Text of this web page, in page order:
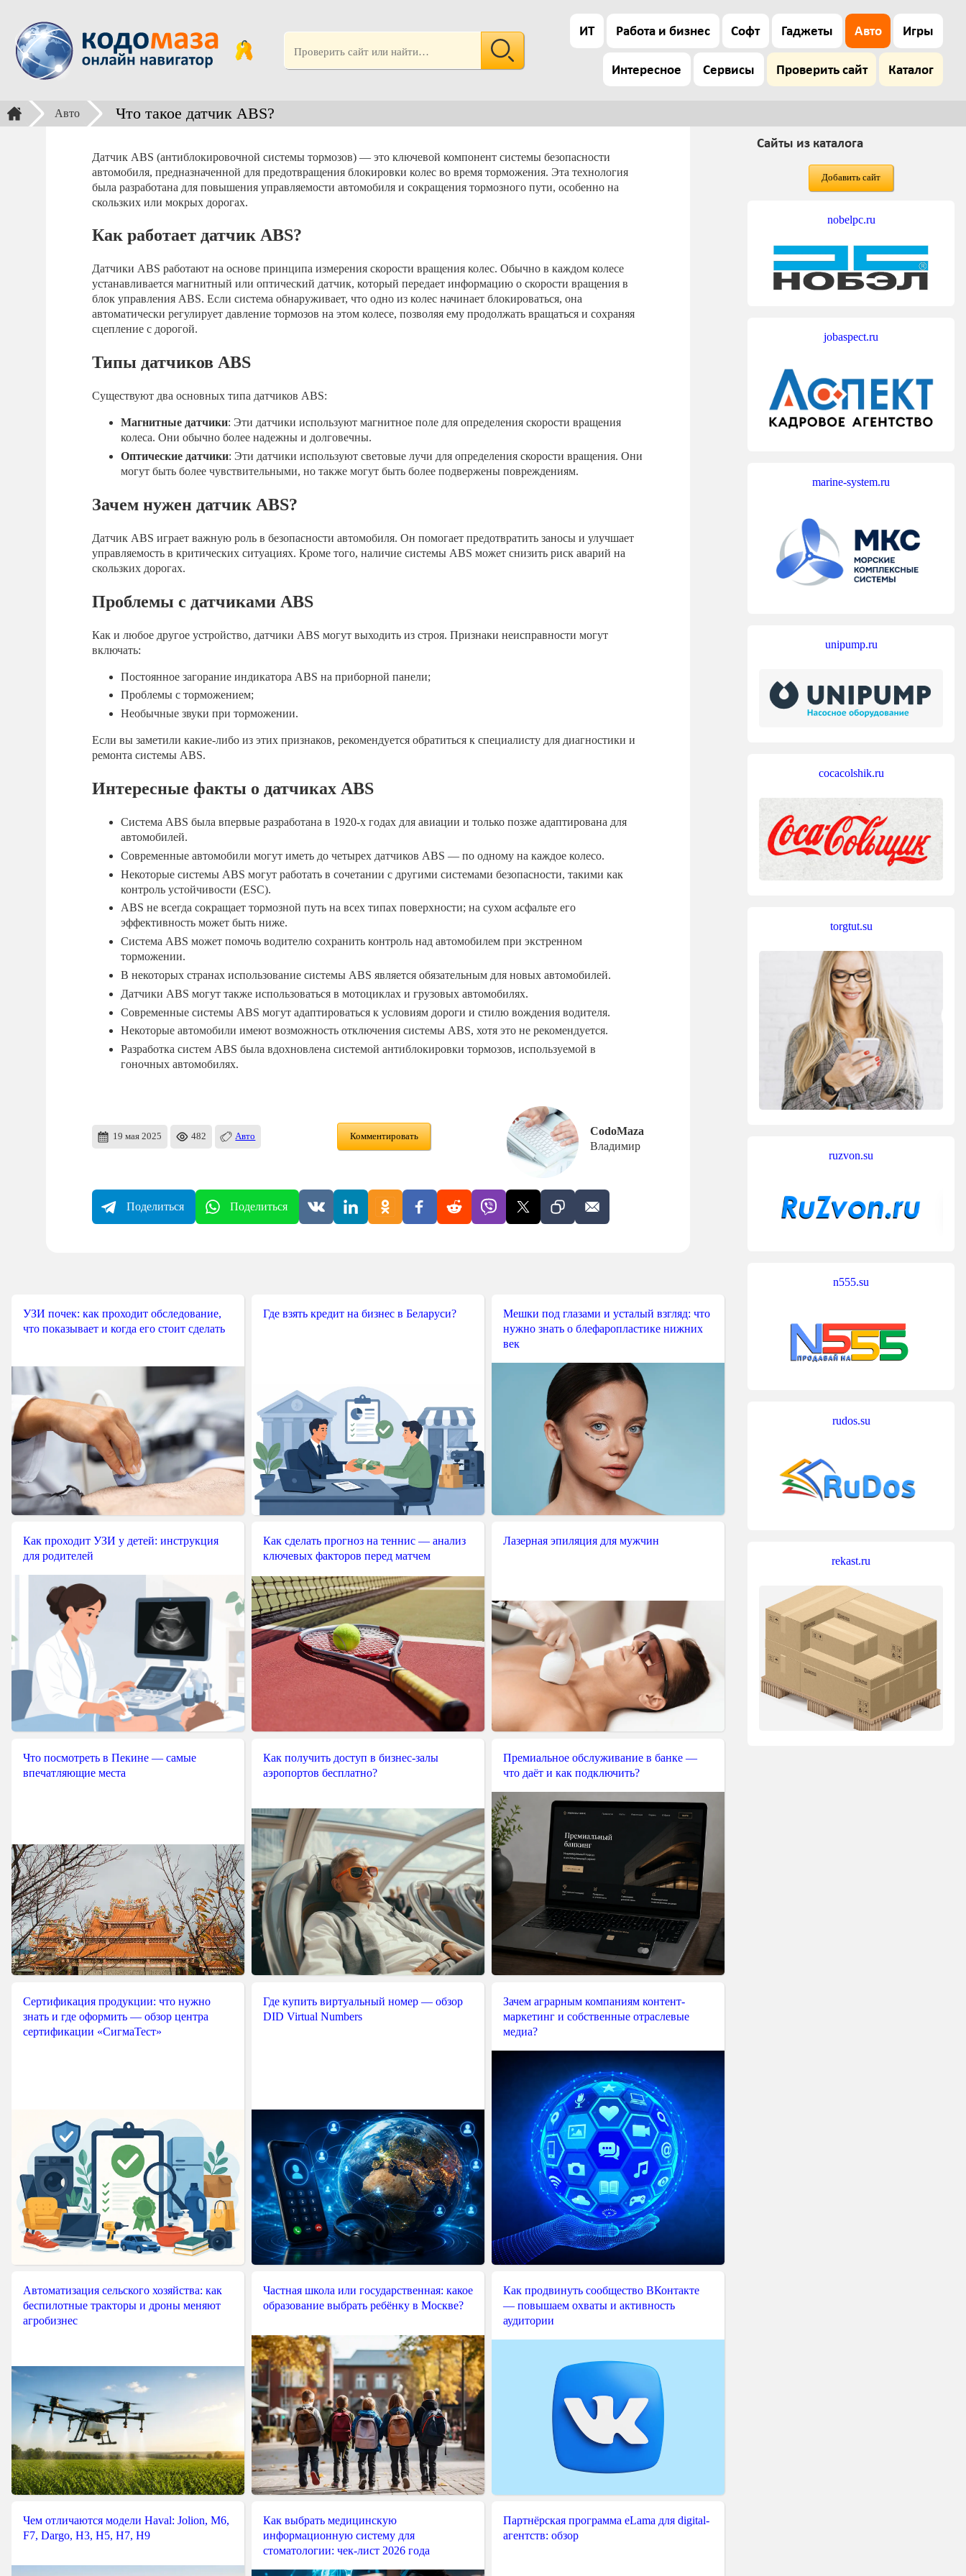
ИТ Работа и бизнес Софт Гаджеты Авто Игры
Интересное Сервисы Проверить сайт Каталог
Авто Что такое датчик ABS?
Датчик ABS (антиблокировочной системы тормозов) — это ключевой компонент системы безопасности
автомобиля, предназначенной для предотвращения блокировки колес во время торможения. Эта технология
была разработана для повышения управляемости автомобиля и сокращения тормозного пути, особенно на
скользких или мокрых дорогах.
Как работает датчик ABS?
Датчики ABS работают на основе принципа измерения скорости вращения колес. Обычно в каждом колесе
устанавливается магнитный или оптический датчик, который передает информацию о скорости вращения в
блок управления ABS. Если система обнаруживает, что одно из колес начинает блокироваться, она
автоматически регулирует давление тормозов на этом колесе, позволяя ему продолжать вращаться и сохраняя
сцепление с дорогой.
Типы датчиков ABS
Существуют два основных типа датчиков ABS:
Магнитные датчики: Эти датчики используют магнитное поле для определения скорости вращения
колеса. Они обычно более надежны и долговечны.
Оптические датчики: Эти датчики используют световые лучи для определения скорости вращения. Они
могут быть более чувствительными, но также могут быть более подвержены повреждениям.
Зачем нужен датчик ABS?
Датчик ABS играет важную роль в безопасности автомобиля. Он помогает предотвратить заносы и улучшает
управляемость в критических ситуациях. Кроме того, наличие системы ABS может снизить риск аварий на
скользких дорогах.
Проблемы с датчиками ABS
Как и любое другое устройство, датчики ABS могут выходить из строя. Признаки неисправности могут
включать:
Постоянное загорание индикатора ABS на приборной панели;
Проблемы с торможением;
Необычные звуки при торможении.
Если вы заметили какие-либо из этих признаков, рекомендуется обратиться к специалисту для диагностики и
ремонта системы ABS.
Интересные факты о датчиках ABS
Система ABS была впервые разработана в 1920-х годах для авиации и только позже адаптирована для
автомобилей.
Современные автомобили могут иметь до четырех датчиков ABS — по одному на каждое колесо.
Некоторые системы ABS могут работать в сочетании с другими системами безопасности, такими как
контроль устойчивости (ESC).
ABS не всегда сокращает тормозной путь на всех типах поверхности; на сухом асфальте его
эффективность может быть ниже.
Система ABS может помочь водителю сохранить контроль над автомобилем при экстренном
торможении.
В некоторых странах использование системы ABS является обязательным для новых автомобилей.
Датчики ABS могут также использоваться в мотоциклах и грузовых автомобилях.
Современные системы ABS могут адаптироваться к условиям дороги и стилю вождения водителя.
Некоторые автомобили имеют возможность отключения системы ABS, хотя это не рекомендуется.
Разработка систем ABS была вдохновлена системой антиблокировки тормозов, используемой в
гоночных автомобилях.
19 мая 2025 482 Авто Комментировать
CodoMaza
Владимир
Поделиться Поделиться
УЗИ почек: как проходит обследование,
что показывает и когда его стоит сделать
Где взять кредит на бизнес в Беларуси?
Мешки под глазами и усталый взгляд: что
нужно знать о блефаропластике нижних
век
Как проходит УЗИ у детей: инструкция
для родителей
Как сделать прогноз на теннис — анализ
ключевых факторов перед матчем
Лазерная эпиляция для мужчин
Что посмотреть в Пекине — самые
впечатляющие места
Как получить доступ в бизнес-залы
аэропортов бесплатно?
Премиальное обслуживание в банке —
что даёт и как подключить?
Сертификация продукции: что нужно
знать и где оформить — обзор центра
сертификации «СигмаТест»
Где купить виртуальный номер — обзор
DID Virtual Numbers
Зачем аграрным компаниям контент-
маркетинг и собственные отраслевые
медиа?
Автоматизация сельского хозяйства: как
беспилотные тракторы и дроны меняют
агробизнес
Частная школа или государственная: какое
образование выбрать ребёнку в Москве?
Как продвинуть сообщество ВКонтакте
— повышаем охваты и активность
аудитории
Чем отличаются модели Haval: Jolion, M6,
F7, Dargo, H3, H5, H7, H9
Как выбрать медицинскую
информационную систему для
стоматологии: чек-лист 2026 года
Партнёрская программа eLama для digital-
агентств: обзор
Сайты из каталога
Добавить сайт
nobelpc.ru
jobaspect.ru
marine-system.ru
unipump.ru
cocacolshik.ru
torgtut.su
ruzvon.su
n555.su
rudos.su
rekast.ru